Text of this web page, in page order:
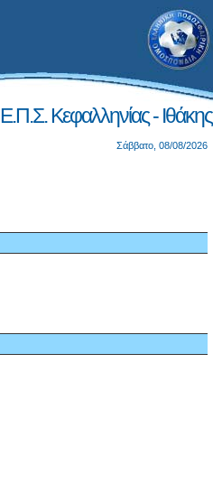
Ε.Π.Σ. Κεφαλληνίας - Ιθάκης
Σάββατο, 08/08/2026